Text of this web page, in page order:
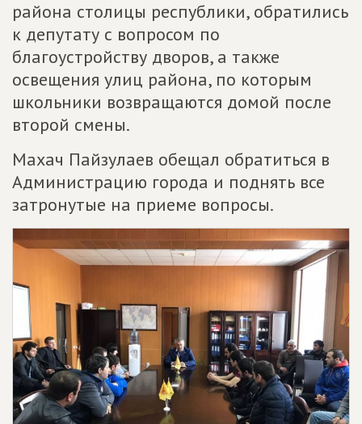
района столицы республики, обратились
к депутату с вопросом по
благоустройству дворов, а также
освещения улиц района, по которым
школьники возвращаются домой после
второй смены.
Махач Пайзулаев обещал обратиться в
Администрацию города и поднять все
затронутые на приеме вопросы.